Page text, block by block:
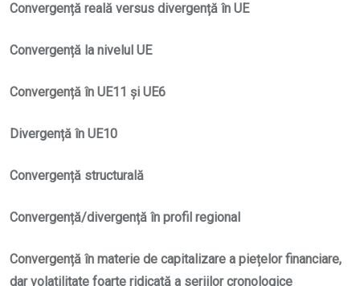
Convergență reală versus divergență în UE
Convergență la nivelul UE
Convergență în UE11 și UE6
Divergență în UE1 0
Convergență structurală
Convergență/divergență în profil regional
Convergență în materie de capitalizare a piețelor financiare,
dar volatilitate foarte ridicată a seriilor cronologice